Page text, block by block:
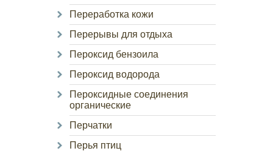
Переработка кожи
Перерывы для отдыха
Пероксид бензоила
Пероксид водорода
Пероксидные соединения
органические
Перчатки
Перья птиц